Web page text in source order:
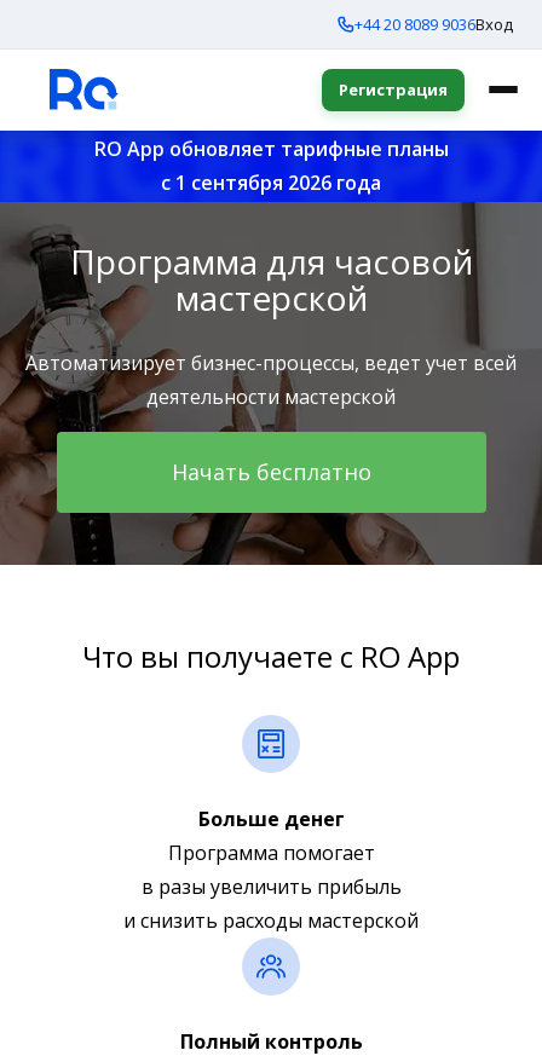
+44 20 8089 9036Вход
Регистрация
RO App обновляет тарифные планы
с 1 сентября 2026 года
Программа для часовой
мастерской
Автоматизирует бизнес-процессы, ведет учет всей
деятельности мастерской
Начать бесплатно
Что вы получаете с RO App
Больше денег
Программа помогает
в разы увеличить прибыль
и снизить расходы мастерской
Полный контроль